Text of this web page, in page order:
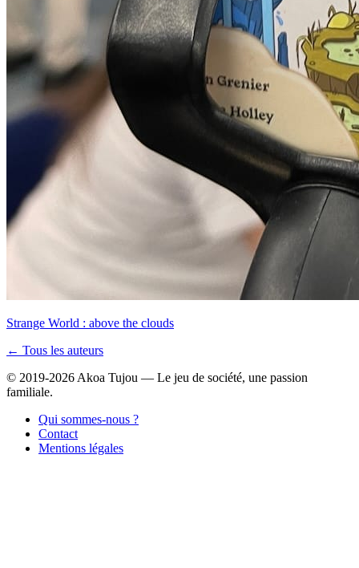
Strange World : above the clouds
← Tous les auteurs
© 2019-2026 Akoa Tujou — Le jeu de société, une passion
familiale.
Qui sommes-nous ?
Contact
Mentions légales